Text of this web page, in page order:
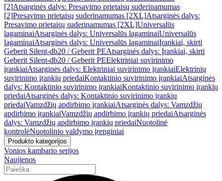
[2]Atsarginės dalys: Presavimo prietaisų suderinamumas
[2]Presavimo prietaisų suderinamumas [2XL]Atsarginės dalys:
Presavimo prietaisų suderinamumas [2XL]Universalūs
lagaminaiAtsarginės dalys: Universalūs lagaminaiUniversalūs
lagaminaiAtsarginės dalys: Universalūs lagaminaiĮrankiai, skirti
Geberit Silent-db20 / Geberit PEAtsarginės dalys: Įrankiai, skirti
Geberit Silent-db20 / Geberit PEElektriniai suvirinimo
įrankiaiAtsarginės dalys: Elektriniai suvirinimo įrankiaiElektrinių
suvirinimo įrankių priedaiKontaktinio suvirinimo įrankiaiAtsarginės
dalys: Kontaktinio suvirinimo įrankiaiKontaktinio suvirinimo įrankių
priedaiAtsarginės dalys: Kontaktinio suvirinimo įrankių
priedaiVamzdžių apdirbimo įrankiaiAtsarginės dalys: Vamzdžių
apdirbimo įrankiaiVamzdžių apdirbimo įrankių priedaiAtsarginės
dalys: Vamzdžių apdirbimo įrankių priedaiNuotolinė
kontrolėNuotolinio valdymo įrenginiai
Produkto kategorijos
Vonios kambario serijos
Naujienos